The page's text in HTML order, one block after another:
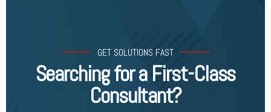
GET SOLUTIONS FAST
Searching for a First-Class
Consultant?